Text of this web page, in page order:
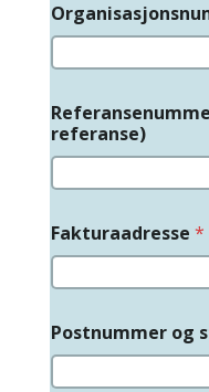
referanse)
Fakturaadresse *
d
e
r
Postnummer og